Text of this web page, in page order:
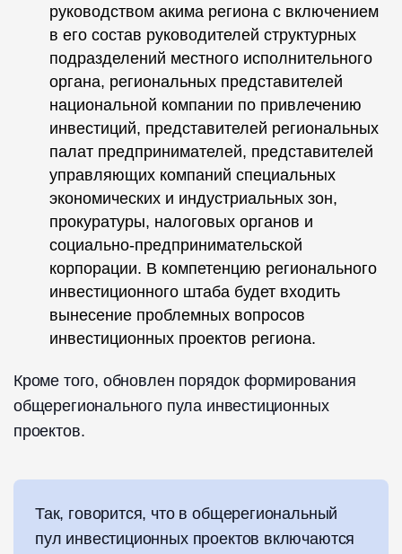
руководством акима региона с включением
в его состав руководителей структурных
подразделений местного исполнительного
органа, региональных представителей
национальной компании по привлечению
инвестиций, представителей региональных
палат предпринимателей, представителей
управляющих компаний специальных
экономических и индустриальных зон,
прокуратуры, налоговых органов и
социально-предпринимательской
корпорации. В компетенцию регионального
инвестиционного штаба будет входить
вынесение проблемных вопросов
инвестиционных проектов региона.
Кроме того, обновлен порядок формирования
общерегионального пула инвестиционных
проектов.
Так, говорится, что в общерегиональный
пул инвестиционных проектов включаются